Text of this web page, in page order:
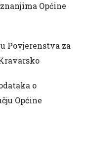
Općine
Povjerenstva za
o
Općine